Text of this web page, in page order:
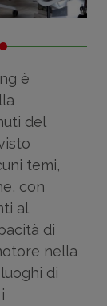
è
del
temi,
con
al
di
nella
di